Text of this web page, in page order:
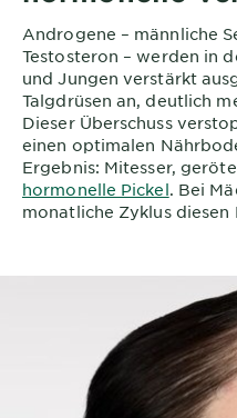
Androgene – männliche
Testosteron – werden in
und Jungen verstärkt
Talgdrüsen an, deutlich
Dieser Überschuss
einen optimalen
Ergebnis: Mitesser,
hormonelle Pickel. Bei
monatliche Zyklus